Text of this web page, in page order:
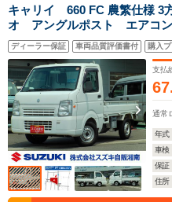
キャリイ 660 FC 農繁仕様 3
オ アングルポスト エアコン
ディーラー保証 車両品質評価書付 購入
支払
通常
年式
車検
保証
住所